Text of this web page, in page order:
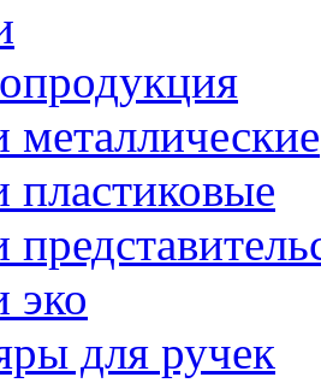
металлические
пластиковые
эко
для ручек